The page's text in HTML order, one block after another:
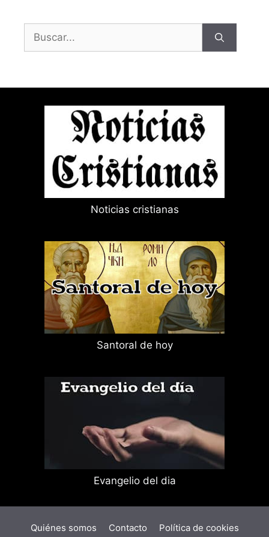
Buscar:
Noticias cristianas
Santoral de hoy
Evangelio del dia
Quiénes somos Contacto Política de cookies